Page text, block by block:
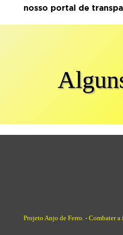
nosso portal de
Projeto Anjo de Ferro. - Combater a